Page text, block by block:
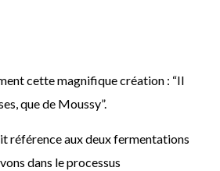
cette magnifique création : “Il
que de Moussy”.
référence aux deux fermentations
dans le processus